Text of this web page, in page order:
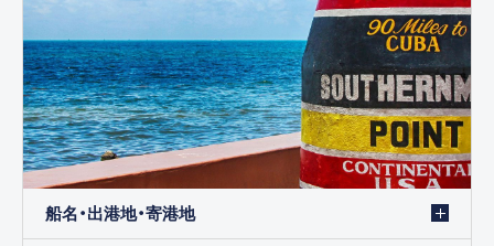
船名・出港地・寄港地